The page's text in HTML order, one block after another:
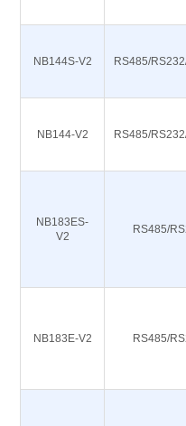
NB144S-V2 RS485/
NB144-V2 RS485/
NB183ES-
V2
RS485/
NB183E-V2 RS485/